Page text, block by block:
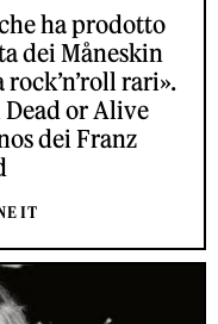
ha prodotto
dei Måneskin
rari».
Dead or Alive
dei Franz
IT